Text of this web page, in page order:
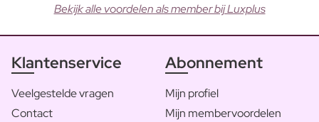
Bekijk alle voordelen als member bij Luxplus
Klantenservice
Veelgestelde vragen
Contact
Abonnement
Mijn profiel
Mijn membervoordelen